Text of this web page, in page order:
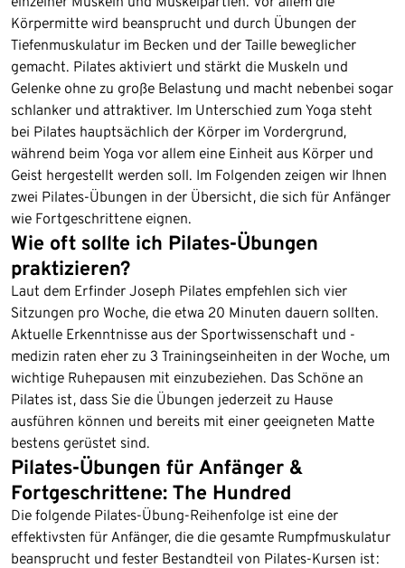
Körpermitte wird beansprucht und durch Übungen der
Tiefenmuskulatur im Becken und der Taille beweglicher
gemacht. Pilates aktiviert und stärkt die Muskeln und
Gelenke ohne zu große Belastung und macht nebenbei sogar
schlanker und attraktiver. Im Unterschied zum Yoga steht
bei Pilates hauptsächlich der Körper im Vordergrund,
während beim Yoga vor allem eine Einheit aus Körper und
Geist hergestellt werden soll. Im Folgenden zeigen wir Ihnen
zwei Pilates-Übungen in der Übersicht, die sich für Anfänger
wie Fortgeschrittene eignen.
Wie oft sollte ich Pilates-Übungen
praktizieren?
Laut dem Erfinder Joseph Pilates empfehlen sich vier
Sitzungen pro Woche, die etwa 20 Minuten dauern sollten.
Aktuelle Erkenntnisse aus der Sportwissenschaft und -
medizin raten eher zu 3 Trainingseinheiten in der Woche, um
wichtige Ruhepausen mit einzubeziehen. Das Schöne an
Pilates ist, dass Sie die Übungen jederzeit zu Hause
ausführen können und bereits mit einer geeigneten Matte
bestens gerüstet sind.
Pilates-Übungen für Anfänger &
Fortgeschrittene: The Hundred
Die folgende Pilates-Übung-Reihenfolge ist eine der
effektivsten für Anfänger, die die gesamte Rumpfmuskulatur
beansprucht und fester Bestandteil von Pilates-Kursen ist: